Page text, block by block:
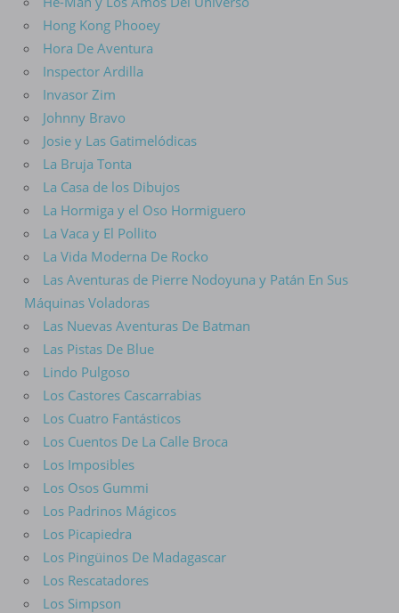
Hong Kong Phooey
Hora De Aventura
Inspector Ardilla
Invasor Zim
Johnny Bravo
Josie y Las Gatimelódicas
La Bruja Tonta
La Casa de los Dibujos
La Hormiga y el Oso Hormiguero
La Vaca y El Pollito
La Vida Moderna De Rocko
Las Aventuras de Pierre Nodoyuna y Patán En Sus
Máquinas Voladoras
Las Nuevas Aventuras De Batman
Las Pistas De Blue
Lindo Pulgoso
Los Castores Cascarrabias
Los Cuatro Fantásticos
Los Cuentos De La Calle Broca
Los Imposibles
Los Osos Gummi
Los Padrinos Mágicos
Los Picapiedra
Los Pingüinos De Madagascar
Los Rescatadores
Los Simpson